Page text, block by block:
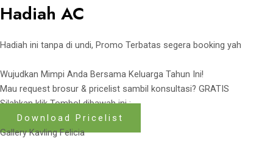
Hadiah AC
Hadiah ini tanpa di undi, Promo Terbatas segera booking yah
Wujudkan Mimpi Anda Bersama Keluarga Tahun Ini!
Mau request brosur & pricelist sambil konsultasi? GRATIS
Silahkan klik Tombol dibawah ini :
Download Pricelist
Gallery Kavling Felicia